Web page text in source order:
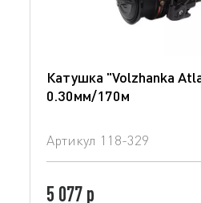
Катушка "Volzhanka
0.30мм/170м
Артикул 118-329
5 077 р